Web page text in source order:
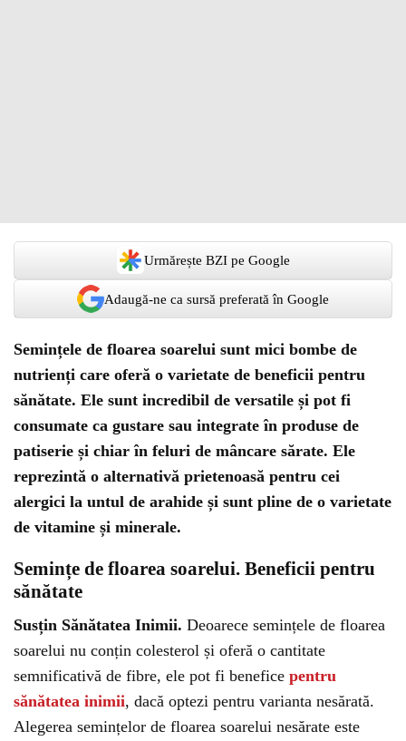
Urmărește BZI pe Google
Adaugă-ne ca sursă preferată în Google
Semințele de floarea soarelui sunt mici bombe de
nutrienți care oferă o varietate de beneficii pentru
sănătate. Ele sunt incredibil de versatile și pot fi
consumate ca gustare sau integrate în produse de
patiserie și chiar în feluri de mâncare sărate. Ele
reprezintă o alternativă prietenoasă pentru cei
alergici la untul de arahide și sunt pline de o varietate
de vitamine și minerale.
Semințe de floarea soarelui. Beneficii pentru
sănătate
Susțin Sănătatea Inimii. Deoarece semințele de floarea
soarelui nu conțin colesterol și oferă o cantitate
semnificativă de fibre, ele pot fi benefice pentru
sănătatea inimii, dacă optezi pentru varianta nesărată.
Alegerea semințelor de floarea soarelui nesărate este